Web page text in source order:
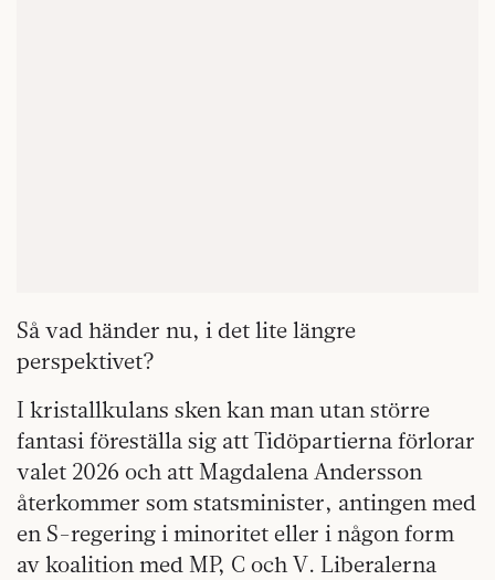
Så vad händer nu, i det lite längre
perspektivet?
I kristallkulans sken kan man utan större
fantasi föreställa sig att Tidöpartierna förlorar
valet 2026 och att Magdalena Andersson
återkommer som statsminister, antingen med
en S-regering i minoritet eller i någon form
av koalition med MP, C och V. Liberalerna